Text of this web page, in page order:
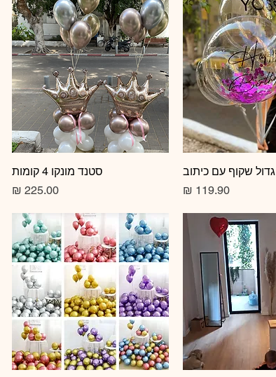
מהירה
גדול שקוף עם כיתוב
מחיר
תצוגה מהירה
סטנד מונקו 4 קומות
מחיר‏225.00 ‏₪